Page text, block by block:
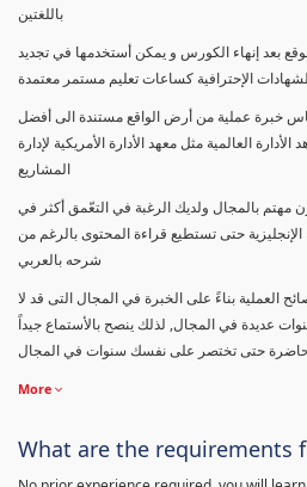
باللغتين
بعد إنهاء الكورس و يمكن أستخدمها في تجديد
الإحترافية كساعات تعليم مستمر معتمدة
خبرة عملية من أرض الواقع مستندة الى أفضل
العالمية مثل معهد الأدارة الأمريكية لإدارة
المشاريع
بالمجال ولديك الرغبة في التعّمق أكثر في
حتى تستطيع قراءة المحتوى بالرغم من
شرحه بالعربي
العملية بناءً على الخبرة في المجال التى قد لا
عديدة في المجال, لذلك ينصح بالأستماع جيداً
حتى تختصر على نفسك سنوات في المجال
More
What are the requirements